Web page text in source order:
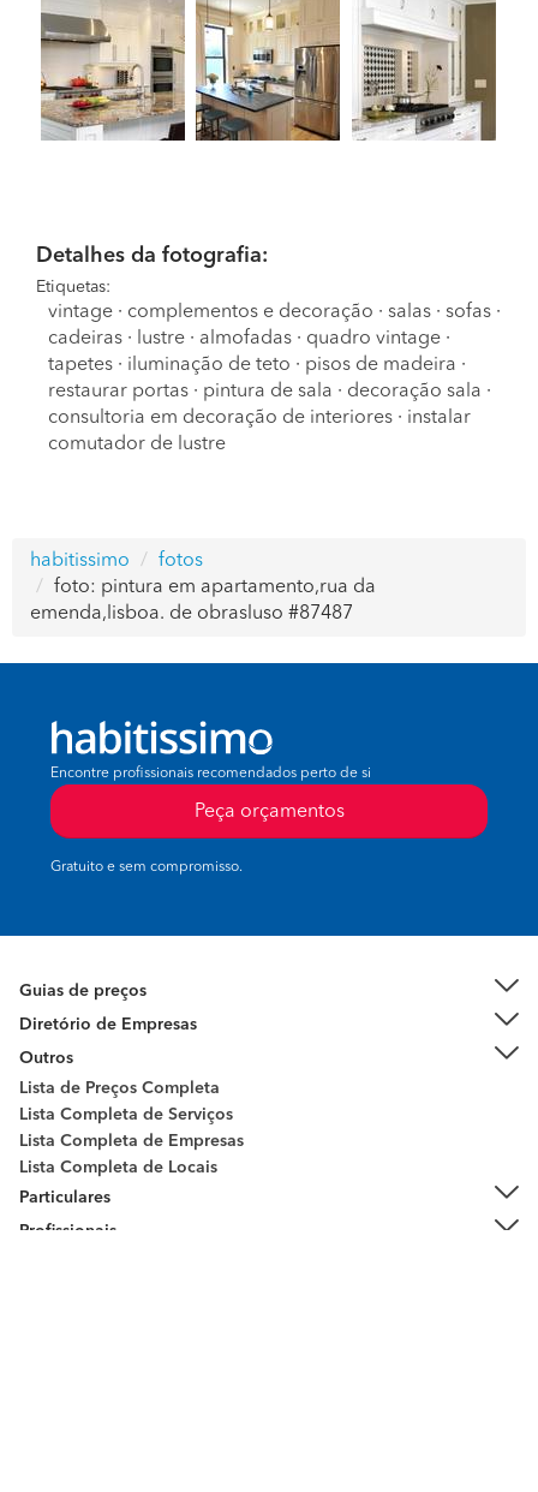
Detalhes da fotografia:
Etiquetas:
vintage · complementos e decoração · salas · sofas ·
cadeiras · lustre · almofadas · quadro vintage ·
tapetes · iluminação de teto · pisos de madeira ·
restaurar portas · pintura de sala · decoração sala ·
consultoria em decoração de interiores · instalar
comutador de lustre
habitissimo
fotos
foto: pintura em apartamento,rua da
emenda,lisboa. de obrasluso #87487
Encontre profissionais recomendados perto de si
Peça orçamentos
Gratuito e sem compromisso.
Guias de preços
Diretório de Empresas
Outros
Lista de Preços Completa
Lista Completa de Serviços
Lista Completa de Empresas
Lista Completa de Locais
Particulares
Profissionais